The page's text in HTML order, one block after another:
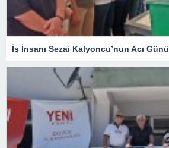
İş İnsanı Sezai Kalyoncu’nun Acı Günü